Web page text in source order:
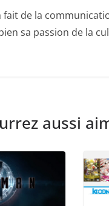
fait de la
sa passion de la
aussi